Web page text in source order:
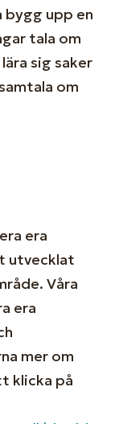
upp en
tala om
sig saker
om
era
utvecklat
Våra
era
mer om
klicka på